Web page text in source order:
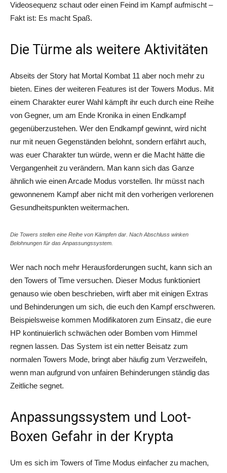
Videosequenz schaut oder einen Feind im Kampf aufmischt –
Fakt ist: Es macht Spaß.
Die Türme als weitere Aktivitäten
Abseits der Story hat Mortal Kombat 11 aber noch mehr zu
bieten. Eines der weiteren Features ist der Towers Modus. Mit
einem Charakter eurer Wahl kämpft ihr euch durch eine Reihe
von Gegner, um am Ende Kronika in einen Endkampf
gegenüberzustehen. Wer den Endkampf gewinnt, wird nicht
nur mit neuen Gegenständen belohnt, sondern erfährt auch,
was euer Charakter tun würde, wenn er die Macht hätte die
Vergangenheit zu verändern. Man kann sich das Ganze
ähnlich wie einen Arcade Modus vorstellen. Ihr müsst nach
gewonnenem Kampf aber nicht mit den vorherigen verlorenen
Gesundheitspunkten weitermachen.
Die Towers stellen eine Reihe von Kämpfen dar. Nach Abschluss winken
Belohnungen für das Anpassungssystem.
Wer nach noch mehr Herausforderungen sucht, kann sich an
den Towers ofTime versuchen. Dieser Modus funktioniert
genauso wie oben beschrieben, wirft aber mit einigen Extras
und Behinderungen um sich, die euch den Kampf erschweren.
Beispielsweise kommen Modifikatoren zum Einsatz, die eure
HP kontinuierlich schwächen oder Bomben vom Himmel
regnen lassen. Das System ist ein netter Beisatz zum
normalen Towers Mode, bringt aber häufig zum Verzweifeln,
wenn man aufgrund von unfairen Behinderungen ständig das
Zeitliche segnet.
Anpassungssystem und Loot-
Boxen Gefahr in der Krypta
Um es sich im Towers ofTime Modus einfacher zu machen,